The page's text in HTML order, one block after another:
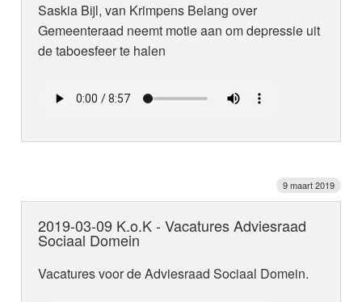
Saskia Bijl, van Krimpens Belang over
Gemeenteraad neemt motie aan om depressie uit
de taboesfeer te halen
9 maart 2019
2019-03-09 K.o.K - Vacatures Adviesraad
Sociaal Domein
Vacatures voor de Adviesraad Sociaal Domein.